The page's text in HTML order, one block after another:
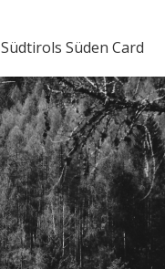
Südtirols Süden Card